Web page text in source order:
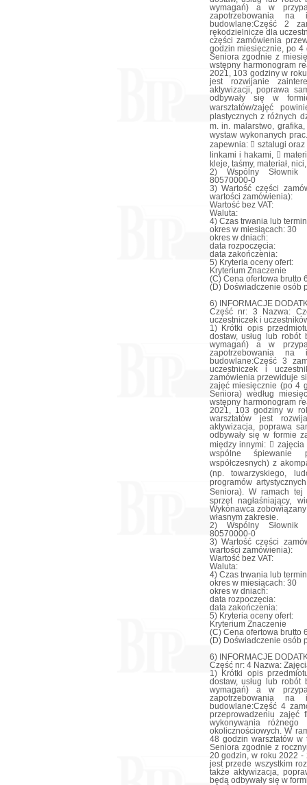
wymagań) a w
zapotrzebowania na
budowlane:Część 2
rękodzielnicze dla
części zamówienia
godzin miesięcznie, po 4
Seniora zgodnie z
wstępny harmonogram
2021, 103 godziny w
jest rozwijanie
aktywizacji, poprawa
odbywały się w
warsztatów/zajęć
plastycznych z różnych
m. in. malarstwo,
wystaw wykonanych
zapewnia:  sztalugi oraz
linkami i hakami, 
kleje, taśmy, materiał,
2) Wspólny Słownik
80570000-0
3) Wartość części
wartości zamówienia):
Wartość bez VAT:
Waluta:
4) Czas trwania lub
okres w miesiącach: 30
okres w dniach:
data rozpoczęcia:
data zakończenia:
5) Kryteria oceny ofert:
Kryterium Znaczenie
(C) Cena ofertowa brutto
(D) Doświadczenie osób
6) INFORMACJE
Część nr: 3 Nazwa:
uczestniczek i
1) Krótki opis
dostaw, usług lub robót
wymagań) a w
zapotrzebowania na
budowlane:Część 3
uczestniczek i
zamówienia przewiduje
zajęć miesięcznie (po 4
Seniora) według
wstępny harmonogram
2021, 103 godziny w
warsztatów jest
aktywizacja, poprawa
odbywały się w formie
między innymi: 
wspólne śpiewanie
współczesnych) z
(np. towarzyskiego,
programów
Seniora). W ramach tej
sprzęt nagłaśniający,
Wykonawca
własnym zakresie.
2) Wspólny Słownik
80570000-0
3) Wartość części
wartości zamówienia):
Wartość bez VAT:
Waluta:
4) Czas trwania lub
okres w miesiącach: 30
okres w dniach:
data rozpoczęcia:
data zakończenia:
5) Kryteria oceny ofert:
Kryterium Znaczenie
(C) Cena ofertowa brutto
(D) Doświadczenie osób
6) INFORMACJE
Część nr: 4 Nazwa:
1) Krótki opis
dostaw, usług lub robót
wymagań) a w
zapotrzebowania na
budowlane:Część 4
przeprowadzeniu zajęć
wykonywania
okolicznościowych. W
48 godzin warsztatów
Seniora zgodnie z
20 godzin, w roku 2022
jest przede wszystkim
także aktywizacja,
będą odbywały się w